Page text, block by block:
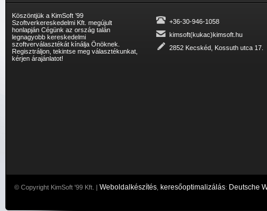
Köszöntjük a KimSoft ’99
Szoftverkereskedelmi Kft. megújult
honlapján Cégünk az ország talán
legnagyobb kereskedelmi
szoftverválasztékát kínálja Önöknek.
Regisztráljon, tekintse meg választékunkat,
kérjen árajánlatot!
+36-30-946-1058
kimsoft(kukac)kimsoft.hu
2852 Kecskéd, Kossuth utca 17.
© Copyright KimSoft '99 Kft. | Weboldalkészítés keresőoptimalizálás: Deutsche